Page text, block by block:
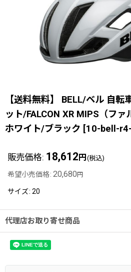
【送料無料】 BELL/ベル 自転
ット/FALCON XR MIPS（ファ
ホワイト/ブラック [10-bell-
販売価格: 18,612 円 (税込)
希望小売価格: 20,680 円
サイズ: 20
代理店お取り寄せ商品